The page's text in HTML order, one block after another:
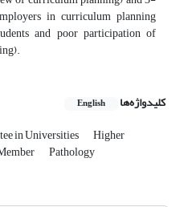
in curriculum planning
and poor participation of
کلیدواژه‌ها English
in Universities Higher
Pathology